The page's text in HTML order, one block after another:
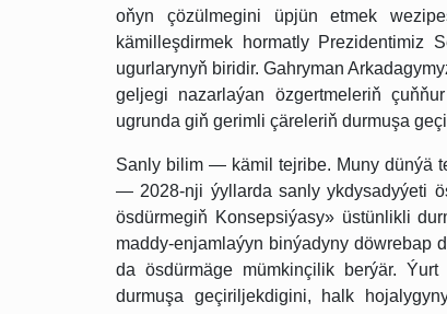
oňyn çözülmegini üpjün etmek
kämilleşdirmek hormatly Prezidentimiz
ugurlarynyň biridir. Gahryman
geljegi nazarlaýan özgertmeleriň
ugrunda giň gerimli çäreleriň durmuşa
Sanly bilim — kämil tejribe. Muny dünýä
— 2028-nji ýyllarda sanly ykdysadyýeti
ösdürmegiň Konsepsiýasy» üstünlikli
maddy-enjamlaýyn binýadyny döwrebap
da ösdürmäge mümkinçilik berýär.
durmuşa geçiriljekdigini, halk